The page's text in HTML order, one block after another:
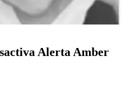
Alerta Amber